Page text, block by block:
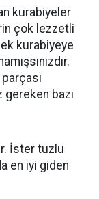
kurabiyeler
çok lezzetli
kurabiyeye
bazı
İster tuzlu
en iyi giden